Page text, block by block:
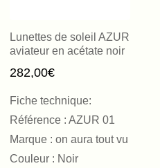
Lunettes de soleil AZUR
aviateur en acétate noir
282,00€
Fiche technique:
Référence : AZUR 01
Marque : on aura tout vu
Couleur : Noir